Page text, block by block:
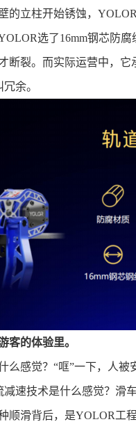
的立柱开始锈蚀，
选了16mm钢芯防
断裂。而实际运营中，
余。
客的体验里。
么感觉？“哐”一下，人被
速技术是什么感觉？滑
顺滑背后，是YOLOR工